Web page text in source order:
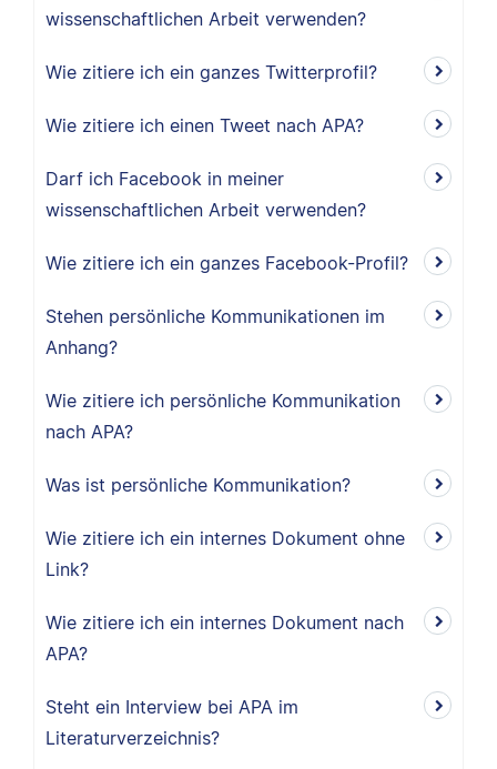
wissenschaftlichen Arbeit verwenden?
Wie zitiere ich ein ganzes Twitterprofil?
Wie zitiere ich einen Tweet nach APA?
Darf ich Facebook in meiner
wissenschaftlichen Arbeit verwenden?
Wie zitiere ich ein ganzes Facebook-Profil?
Stehen persönliche Kommunikationen im
Anhang?
Wie zitiere ich persönliche Kommunikation
nach APA?
Was ist persönliche Kommunikation?
Wie zitiere ich ein internes Dokument ohne
Link?
Wie zitiere ich ein internes Dokument nach
APA?
Steht ein Interview bei APA im
Literaturverzeichnis?